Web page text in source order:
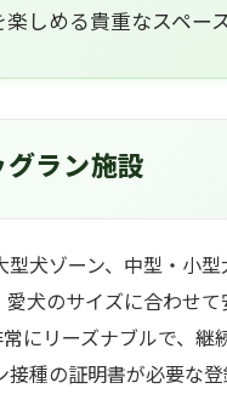
しめる貴重なスペース
ラン施設
犬ゾーン、中型・小
犬のサイズに合わせ
にリーズナブルで、
種の証明書が必要な